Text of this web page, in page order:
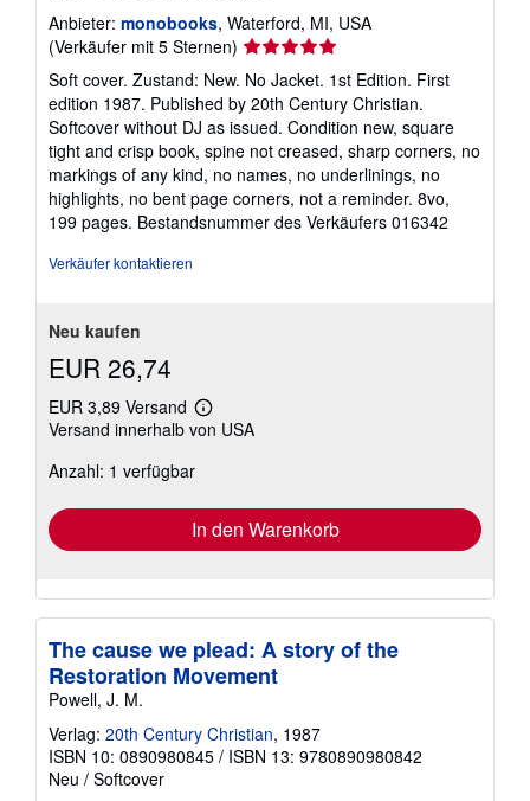
Anbieter: monobooks, Waterford, MI, USA
(Verkäufer mit 5 Sternen) Verkäuferbewertung
5
von
5
Sternen
Soft cover. Zustand: New. No Jacket. 1st Edition. First
edition 1987. Published by 20th Century Christian.
Softcover without DJ as issued. Condition new, square
tight and crisp book, spine not creased, sharp corners, no
markings of any kind, no names, no underlinings, no
highlights, no bent page corners, not a reminder. 8vo,
199 pages. Bestandsnummer des Verkäufers 016342
Verkäufer kontaktieren
Neu kaufen
EUR 26,74
EUR 3,89 Versand
Weitere
Informationen
Versand innerhalb von USA
Anzahl: 1 verfügbar
In den Warenkorb
The cause we plead: A story of the
Restoration Movement
Powell, J. M.
Verlag: 20th Century Christian, 1987
ISBN 10: 0890980845 / ISBN 13: 9780890980842
Neu / Softcover